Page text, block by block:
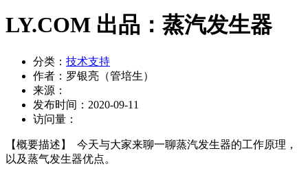
LY.COM 出品：蒸汽发生器
分类： 技术支持
作者： 罗银亮（管培生）
来源：
发布时间： 2020-09-11
访问量：
【概要描述】
今天与大家来聊一聊蒸汽发生器的工作原理，
以及蒸气发生器优点。